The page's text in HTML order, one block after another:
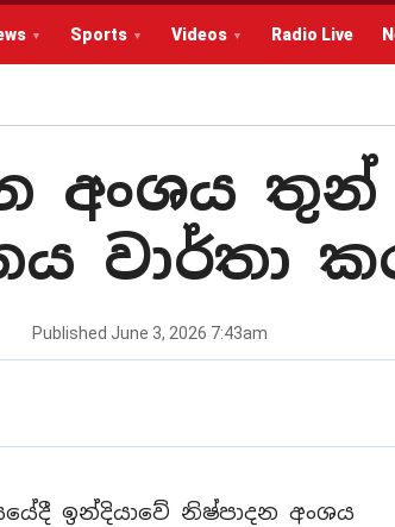
Sports Videos Radio Live
අංශය
වාර්තා
Published June 3, 2026 7:43am
ඉන්දියාවේ නිෂ්පාදන අංශය